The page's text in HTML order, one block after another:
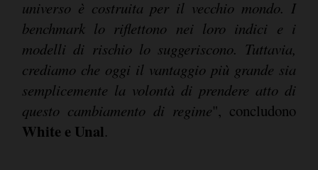
universo è costruita per il vecchio mondo. I
benchmark lo riflettono nei loro indici e i
modelli di rischio lo suggeriscono. Tuttavia,
crediamo che oggi il vantaggio più grande sia
semplicemente la volontà di prendere atto di
questo cambiamento di regime", concludono
White e Unal.